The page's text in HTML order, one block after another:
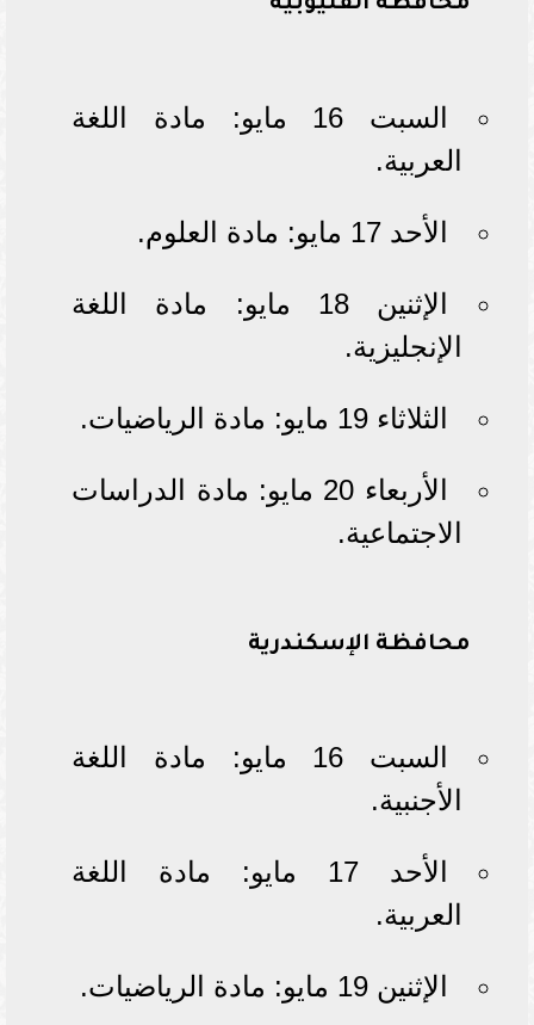
محافظة القليوبية
السبت 16 مايو: مادة اللغة
العربية.
الأحد 17 مايو: مادة العلوم.
الإثنين 18 مايو: مادة اللغة
الإنجليزية.
الثلاثاء 19 مايو: مادة الرياضيات.
الأربعاء 20 مايو: مادة الدراسات
الاجتماعية.
محافظة الإسكندرية
السبت 16 مايو: مادة اللغة
الأجنبية.
الأحد 17 مايو: مادة اللغة
العربية.
الإثنين 19 مايو: مادة الرياضيات.